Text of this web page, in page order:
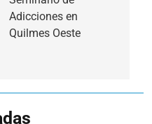
Adicciones en
Quilmes Oeste